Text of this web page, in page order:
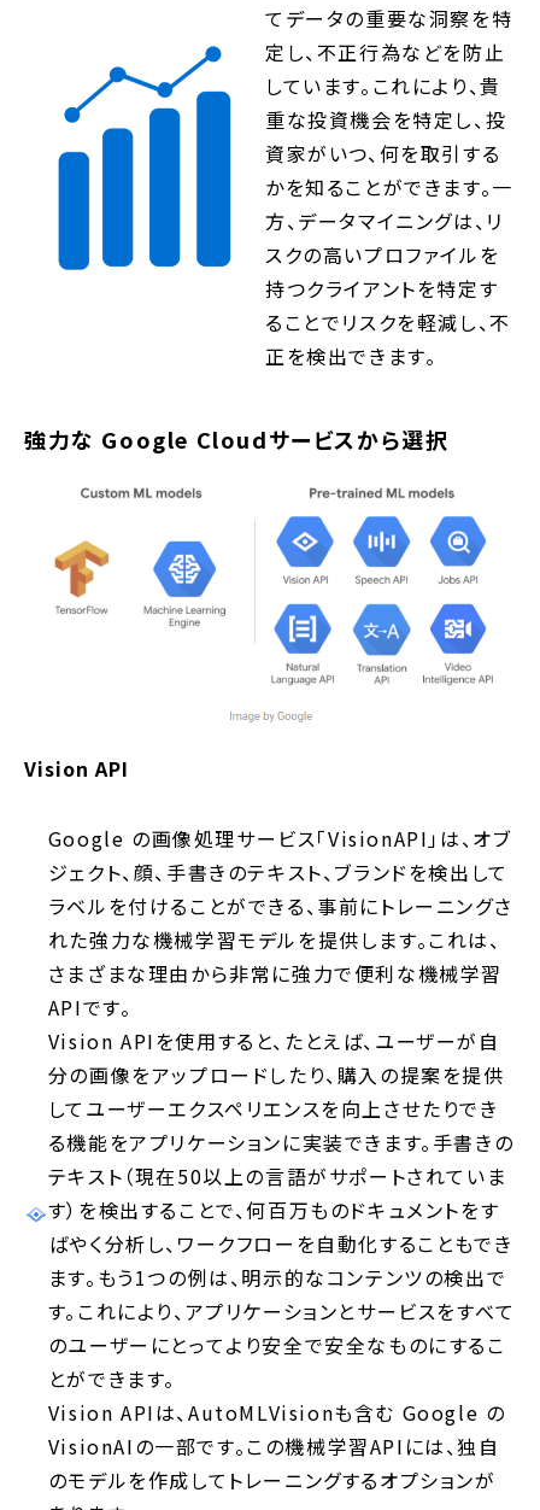
てデータの重要な洞察を特
定し、不正行為などを防止
しています。これにより、貴
重な投資機会を特定し、投
資家がいつ、何を取引する
かを知ることができます。一
方、データマイニングは、リ
スクの高いプロファイルを
持つクライアントを特定す
ることでリスクを軽減し、不
正を検出できます。
強力な Google Cloudサービスから選択
Vision API
Google の画像処理サービス「VisionAPI」は、オブ
ジェクト、顔、手書きのテキスト、ブランドを検出して
ラベルを付けることができる、事前にトレーニングさ
れた強力な機械学習モデルを提供します。これは、
さまざまな理由から非常に強力で便利な機械学習
APIです。
Vision APIを使用すると、たとえば、ユーザーが自
分の画像をアップロードしたり、購入の提案を提供
してユーザーエクスペリエンスを向上させたりでき
る機能をアプリケーションに実装できます。手書きの
テキスト（現在50以上の言語がサポートされていま
す）を検出することで、何百万ものドキュメントをす
ばやく分析し、ワークフローを自動化することもでき
ます。もう1つの例は、明示的なコンテンツの検出で
す。これにより、アプリケーションとサービスをすべて
のユーザーにとってより安全で安全なものにするこ
とができます。
Vision APIは、AutoMLVisionも含む Google の
VisionAIの一部です。この機械学習APIには、独自
のモデルを作成してトレーニングするオプションが